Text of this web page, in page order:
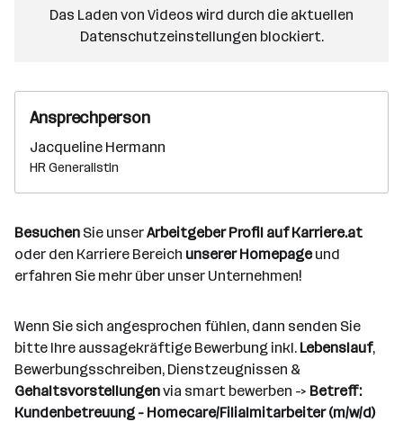
Das Laden von Videos wird durch die aktuellen
Datenschutzeinstellungen blockiert.
Ansprechperson
Jacqueline Hermann
HR Generalistin
Besuchen Sie unserArbeitgeber Profil auf Karriere.at
oder den Karriere Bereich unserer Homepageund
erfahren Sie mehr über unser Unternehmen!
Wenn Sie sich angesprochen fühlen, dann senden Sie
bitte Ihre aussagekräftige Bewerbung inkl. Lebenslauf,
Bewerbungsschreiben, Dienstzeugnissen &
Gehaltsvorstellungenvia smart bewerben -> Betreff:
Kundenbetreuung - Homecare/Filialmitarbeiter (m/w/d)